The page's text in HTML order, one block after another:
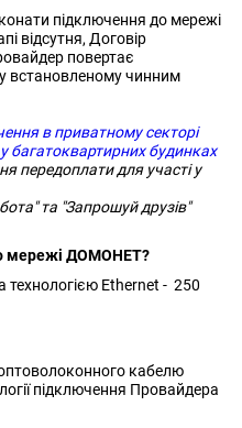
підключення до мережі
відсутня, Договір
повертає
встановленому чинним
в приватному секторі
багатоквартирних будинках
передоплати для участі у
та "Запрошуй друзів"
мережі ДОМОНЕТ?
технологією Ethernet - 250
кабелю
підключення Провайдера